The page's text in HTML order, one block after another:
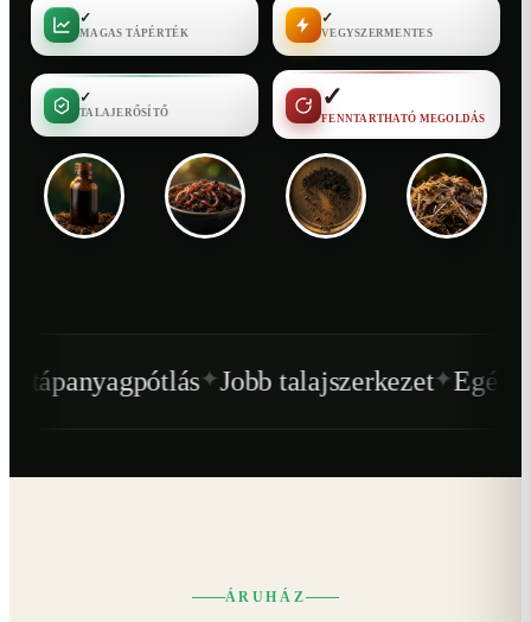
✓
MAGAS TÁPÉRTÉK
✓
VEGYSZERMENTES
✓
TALAJERŐSÍTŐ
✓
FENNTARTHATÓ MEGOLDÁS
Jobb talajszerkezet✦Egészségesebb
ÁRUHÁZ